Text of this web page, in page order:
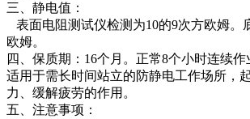
三、静电值：
表面电阻测试仪检测为10的9次方欧姆。
欧姆。
四、保质期：16个月。正常8个小时连续作
适用于需长时间站立的防静电工作场所，
力、缓解疲劳的作用。
五、注意事项：